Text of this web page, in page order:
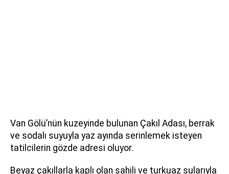
Van Gölü’nün kuzeyinde bulunan Çakıl Adası, berrak
ve sodalı suyuyla yaz ayında serinlemek isteyen
tatilcilerin gözde adresi oluyor.
Beyaz çakıllarla kaplı olan sahili ve turkuaz sularıyla